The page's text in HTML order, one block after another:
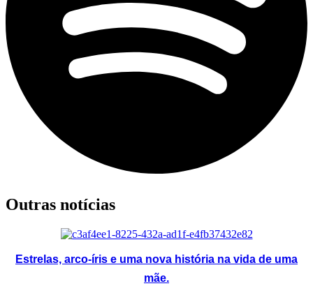
Outras notícias
Estrelas, arco-íris e uma nova história na vida de uma
mãe.